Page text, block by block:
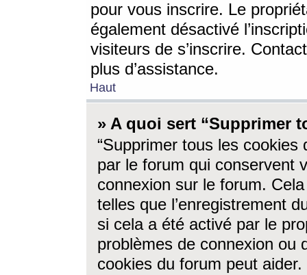
pour vous inscrire. Le
également désactivé
visiteurs de s’inscrire.
plus d’assistance.
Haut
» A quoi sert “Supprimer
“Supprimer tous les cookies
par le forum qui conservent
connexion sur le forum.
telles que l’enregistrement
si cela a été activé par le
problèmes de connexion ou
cookies du forum peut aider.